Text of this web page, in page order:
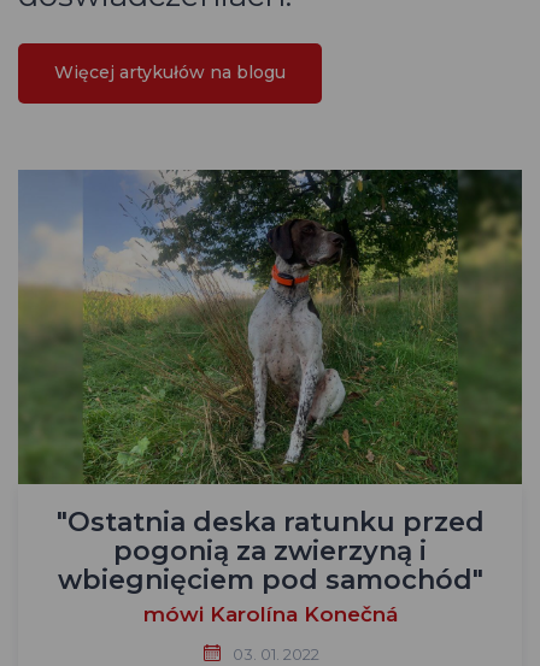
Więcej artykułów na blogu
"Ostatnia deska ratunku przed
pogonią za zwierzyną i
wbiegnięciem pod samochód"
mówi Karolína Konečná
03. 01. 2022